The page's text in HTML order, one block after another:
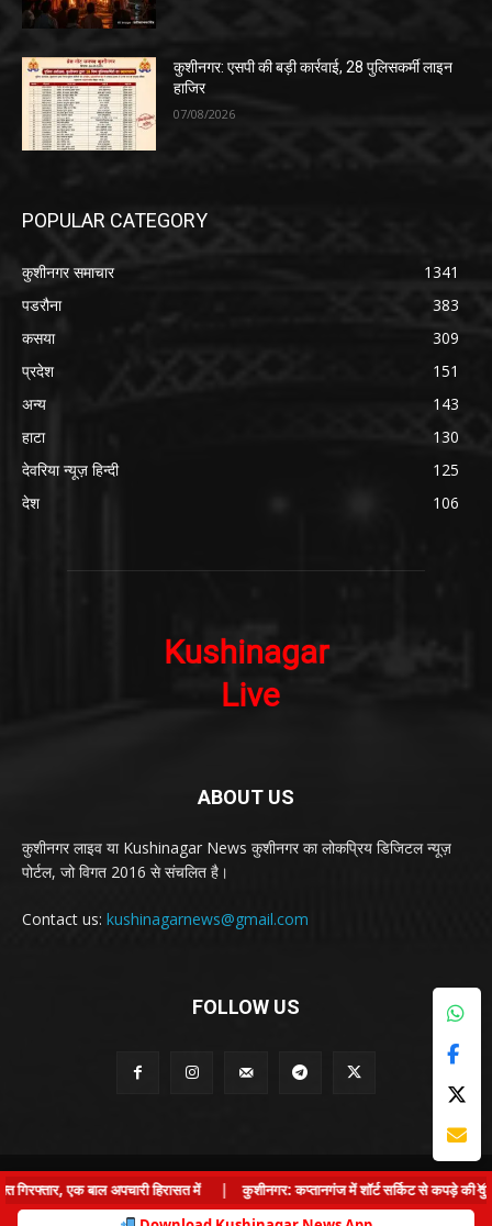
कुशीनगर: एसपी की बड़ी कार्रवाई, 28 पुलिसकर्मी लाइन
हाजिर
07/08/2026
POPULAR CATEGORY
कुशीनगर समाचार
1341
पडरौना
383
कसया
309
प्रदेश
151
अन्य
143
हाटा
130
देवरिया न्यूज़ हिन्दी
125
देश
106
ABOUT US
कुशीनगर लाइव या Kushinagar News कुशीनगर का लोकप्रिय डिजिटल न्यूज़
पोर्टल, जो विगत 2016 से संचलित है।
Contact us: kushinagarnews@gmail.com
FOLLOW US
© Kushinagar Live - 2022 ×
एक बाल अपचारी हिरासत में |
कुशीनगर: कप्तानगंज में शॉर्ट सर्किट से कपड़े की